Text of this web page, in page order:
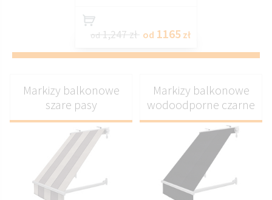
od1,247 zł od 1165 zł
Markizy balkonowe
szare pasy
Markizy balkonowe
wodoodporne czarne